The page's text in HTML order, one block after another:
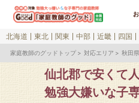
北海道 東北 関東 中部 近畿 四国
家庭教師のグッドトップ 対応エリア 秋田
仙北郡で安くて
勉強大嫌いな子